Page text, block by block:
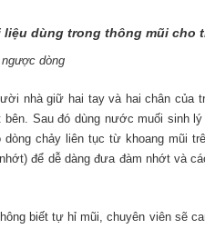
dùng trong thông mũi cho
dòng
nhà giữ hai tay và hai chân của
bên. Sau đó dùng nước muối sinh
chảy liên tục từ khoang mũi
để dễ dàng đưa đàm nhớt và
biết tự hỉ mũi, chuyên viên sẽ